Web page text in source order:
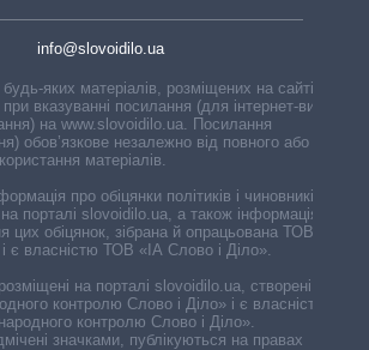
info@slovoidilo.ua
яких матеріалів, розміщених на сайті,
вказуванні посилання (для інтернет-видань
на www.slovoidilo.ua. Посилання
обов’язкове незалежно від повного або
матеріалів.
про обіцянки політиків і чиновників,
порталі slovoidilo.ua, а також інформація про
цих обіцянок, зібрана й опрацьована ТОВ «ІА
є власністю ТОВ «ІА Слово і Діло».
на порталі slovoidilo.ua, створені ГО
контролю Слово і Діло» і є власністю
контролю Слово і Діло».
значками, публікуються на правах